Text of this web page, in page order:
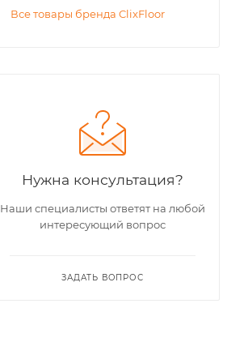
Все товары бренда ClixFloor
Нужна консультация?
Наши специалисты ответят на любой
интересующий вопрос
ЗАДАТЬ ВОПРОС